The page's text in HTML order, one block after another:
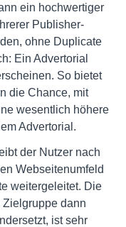
ein hochwertiger
Publisher-
ohne Duplicate
Ein Advertorial
So bietet
die Chance, mit
wesentlich höhere
Advertorial.
der Nutzer nach
Webseitenumfeld
weitergeleitet. Die
dann
ist sehr